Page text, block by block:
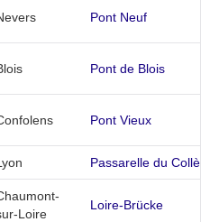
Pont Neuf
Pont de Blois
Pont Vieux
Passarelle du
Loire
Loire-Brücke